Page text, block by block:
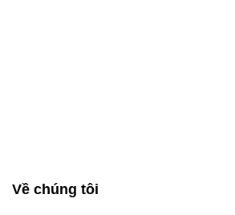
Về chúng tôi